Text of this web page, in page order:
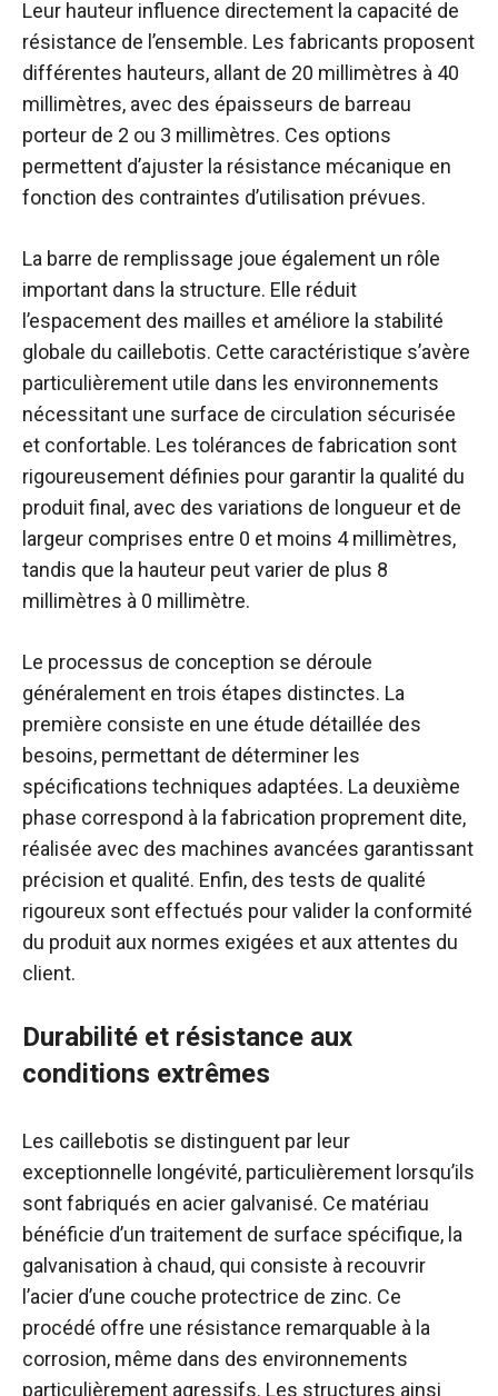
Leur hauteur influence directement la capacité de
résistance de l’ensemble. Les fabricants proposent
différentes hauteurs, allant de 20 millimètres à 40
millimètres, avec des épaisseurs de barreau
porteur de 2 ou 3 millimètres. Ces options
permettent d’ajuster la résistance mécanique en
fonction des contraintes d’utilisation prévues.
La barre de remplissage joue également un rôle
important dans la structure. Elle réduit
l’espacement des mailles et améliore la stabilité
globale du caillebotis. Cette caractéristique s’avère
particulièrement utile dans les environnements
nécessitant une surface de circulation sécurisée
et confortable. Les tolérances de fabrication sont
rigoureusement définies pour garantir la qualité du
produit final, avec des variations de longueur et de
largeur comprises entre 0 et moins 4 millimètres,
tandis que la hauteur peut varier de plus 8
millimètres à 0 millimètre.
Le processus de conception se déroule
généralement en trois étapes distinctes. La
première consiste en une étude détaillée des
besoins, permettant de déterminer les
spécifications techniques adaptées. La deuxième
phase correspond à la fabrication proprement dite,
réalisée avec des machines avancées garantissant
précision et qualité. Enfin, des tests de qualité
rigoureux sont effectués pour valider la conformité
du produit aux normes exigées et aux attentes du
client.
Durabilité et résistance aux
conditions extrêmes
Les caillebotis se distinguent par leur
exceptionnelle longévité, particulièrement lorsqu’ils
sont fabriqués en acier galvanisé. Ce matériau
bénéficie d’un traitement de surface spécifique, la
galvanisation à chaud, qui consiste à recouvrir
l’acier d’une couche protectrice de zinc. Ce
procédé offre une résistance remarquable à la
corrosion, même dans des environnements
particulièrement agressifs. Les structures ainsi